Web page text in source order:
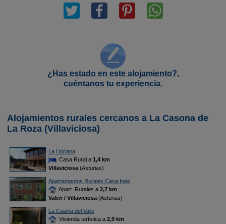
¿Has estado en este alojamiento?,
cuéntanos tu experiencia.
Alojamientos rurales cercanos a La Casona de
La Roza (Villaviciosa)
La Lloriana
Casa Rural a 1,4 km
Villaviciosa(Asturias)
Apartamentos Rurales Casa Inés
Apart. Rurales a 2,7 km
Valeri / Villaviciosa(Asturias)
La Casina del Valle
Vivienda turística a 2,9 km